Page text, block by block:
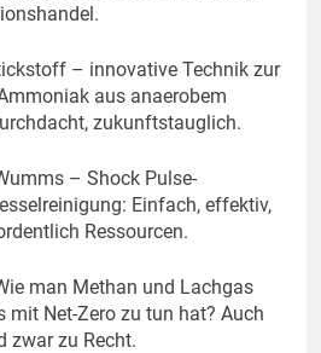
– innovative Technik zur
aus anaerobem
zukunftstauglich.
– Shock Pulse-
Einfach, effektiv,
Ressourcen.
man Methan und Lachgas
mit Net-Zero zu tun hat? Auch
zwar zu Recht.